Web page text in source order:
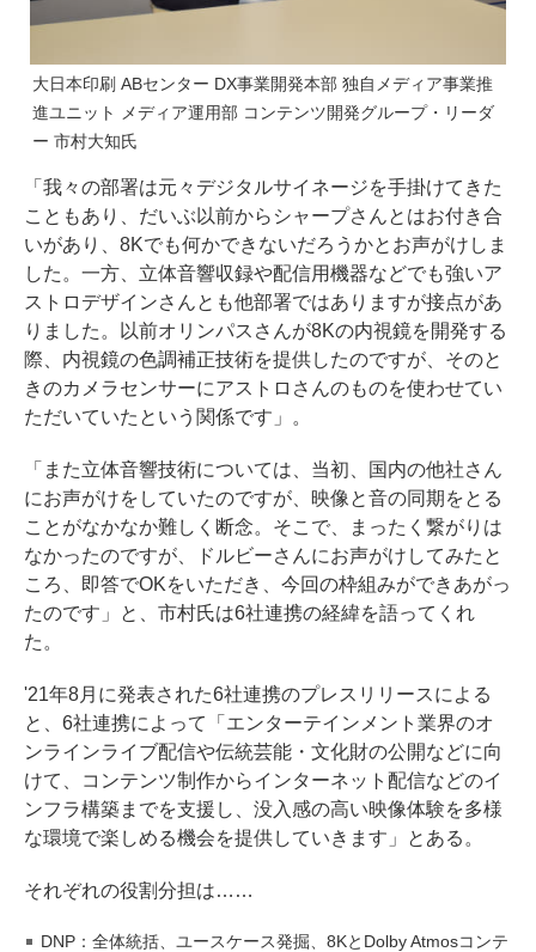
大日本印刷 ABセンター DX事業開発本部 独自メディア事業推
進ユニット メディア運用部 コンテンツ開発グループ・リーダ
ー 市村大知氏
「我々の部署は元々デジタルサイネージを手掛けてきた
こともあり、だいぶ以前からシャープさんとはお付き合
いがあり、8Kでも何かできないだろうかとお声がけしま
した。一方、立体音響収録や配信用機器などでも強いア
ストロデザインさんとも他部署ではありますが接点があ
りました。以前オリンパスさんが8Kの内視鏡を開発する
際、内視鏡の色調補正技術を提供したのですが、そのと
きのカメラセンサーにアストロさんのものを使わせてい
ただいていたという関係です」。
「また立体音響技術については、当初、国内の他社さん
にお声がけをしていたのですが、映像と音の同期をとる
ことがなかなか難しく断念。そこで、まったく繋がりは
なかったのですが、ドルビーさんにお声がけしてみたと
ころ、即答でOKをいただき、今回の枠組みができあがっ
たのです」と、市村氏は6社連携の経緯を語ってくれ
た。
'21年8月に発表された6社連携のプレスリリースによる
と、6社連携によって「エンターテインメント業界のオ
ンラインライブ配信や伝統芸能・文化財の公開などに向
けて、コンテンツ制作からインターネット配信などのイ
ンフラ構築までを支援し、没入感の高い映像体験を多様
な環境で楽しめる機会を提供していきます」とある。
それぞれの役割分担は……
DNP：全体統括、ユースケース発掘、8KとDolby Atmosコンテ